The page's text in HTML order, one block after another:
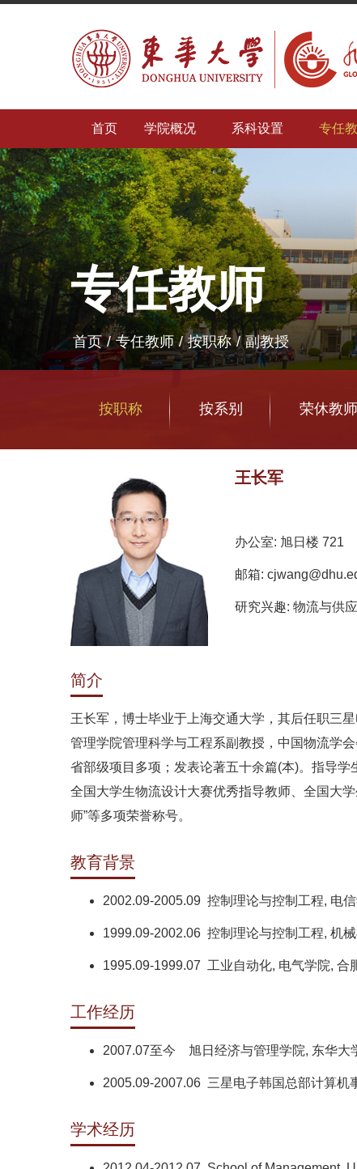
首页 学院概况 系科设置 专任
专任教师
首页 / 专任教师 / 按职称 / 副教授
按职称 按系别 荣休教师
王长军
办公室: 旭日楼 721
邮箱:
研究兴趣: 物流与供
简介
王长军，博士毕业于上海交通大学，其后任职三
管理学院管理科学与工程系副教授，中国物流学
省部级项目多项；发表论著五十余篇(本)。指导
全国大学生物流设计大赛优秀指导教师、全国大
师”等多项荣誉称号。
教育背景
2002.09-2005.09 控制理论与控制工程, 电
1999.09-2002.06 控制理论与控制工程, 机
1995.09-1999.07 工业自动化, 电气学院, 合
工作经历
2007.07至今 旭日经济与管理学院, 东华大
2005.09-2007.06 三星电子韩国总部计算机
学术经历